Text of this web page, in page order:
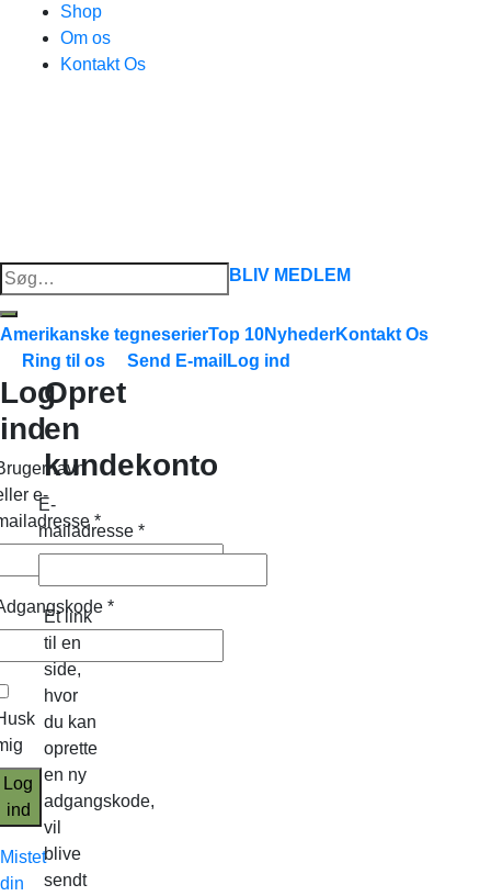
Shop
Om os
Kontakt Os
Søg
efter:
BLIV MEDLEM
Amerikanske tegneserierTop 10NyhederKontakt Os
Ring til os
Send E-mail Log ind
Log
ind
e-
*
*
Log
ind
Mistet
din
Opret
en
kundekonto
E-
mailadresse *
Et link
til en
side,
hvor
du kan
oprette
en ny
adgangskode,
vil
blive
sendt